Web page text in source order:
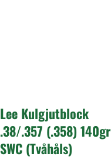
Lee Kulgjutblock
.38/.357 (.358) 140gr
SWC (Tvåhåls)